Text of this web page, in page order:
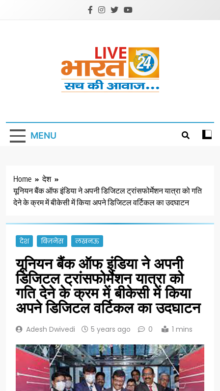
MENU
Home
देश
यूनियन बैंक ऑफ इंडिया ने अपनी डिजिटल ट्रांसफोर्मेशन यात्रा को गति
देने के क्रम में बीकेसी में किया अपने डिजिटल वर्टिकल का उदघाटन
देश बिज़नेस लखनऊ
यूनियन बैंक ऑफ इंडिया ने अपनी
डिजिटल ट्रांसफोर्मेशन यात्रा को
गति देने के क्रम में बीकेसी में किया
अपने डिजिटल वर्टिकल का उदघाटन
Adesh Dwivedi 5 years ago 0 1 mins